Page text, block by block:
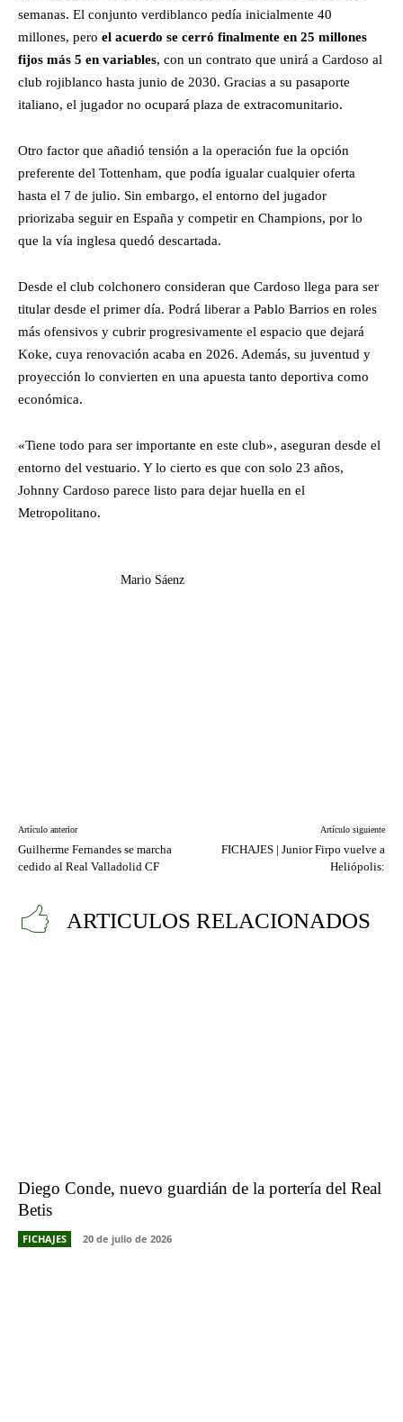
semanas. El conjunto verdiblanco pedía inicialmente 40
millones, pero el acuerdo se cerró finalmente en 25 millones
fijos más 5 en variables, con un contrato que unirá a Cardoso al
club rojiblanco hasta junio de 2030. Gracias a su pasaporte
italiano, el jugador no ocupará plaza de extracomunitario.
Otro factor que añadió tensión a la operación fue la opción
preferente del Tottenham, que podía igualar cualquier oferta
hasta el 7 de julio. Sin embargo, el entorno del jugador
priorizaba seguir en España y competir en Champions, por lo
que la vía inglesa quedó descartada.
Desde el club colchonero consideran que Cardoso llega para ser
titular desde el primer día. Podrá liberar a Pablo Barrios en roles
más ofensivos y cubrir progresivamente el espacio que dejará
Koke, cuya renovación acaba en 2026. Además, su juventud y
proyección lo convierten en una apuesta tanto deportiva como
económica.
«Tiene todo para ser importante en este club», aseguran desde el
entorno del vestuario. Y lo cierto es que con solo 23 años,
Johnny Cardoso parece listo para dejar huella en el
Metropolitano.
Mario Sáenz
Artículo anterior
Guilherme Fernandes se marcha
cedido al Real Valladolid CF
Artículo siguiente
FICHAJES | Junior Firpo vuelve a
Heliópolis:
ARTICULOS RELACIONADOS
Diego Conde, nuevo guardián de la portería del Real
Betis
FICHAJES 20 de julio de 2026